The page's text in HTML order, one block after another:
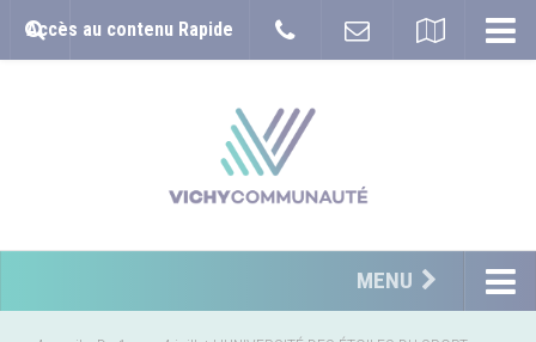
Accès au contenu Rapide
MENU